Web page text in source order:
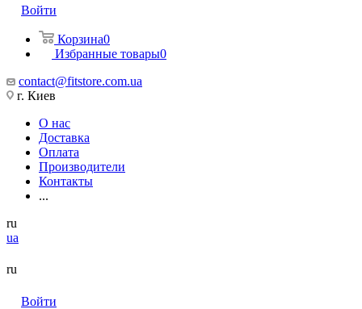
Войти
Корзина0
Избранные товары0
contact@fitstore.com.ua
г. Киев
О нас
Доставка
Оплата
Производители
Контакты
...
ru
ua
ru
Войти